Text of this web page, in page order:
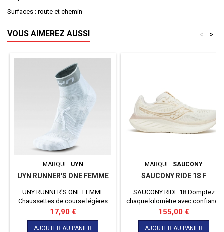
Surfaces : route et chemin
VOUS AIMEREZ AUSSI >
<
MARQUE: UYN
UYN RUNNER'S ONE FEMME
UNY RUNNER'S ONE FEMME
Chaussettes de course légères
dotées de la technologie
ZEROCUFF pour des
performances maximales en
Prix
17,90 €
AJOUTER AU PANIER
MARQUE: SAUCONY
SAUCONY RIDE 18 F
SAUCONY RIDE 18 Domptez
chaque kilomètre avec confiance
et confort grâce à la nouvelle
Saucony Ride 18, la chaussure de
course polyvalente qui allie
Prix
155,00 €
AJOUTER AU PANIER